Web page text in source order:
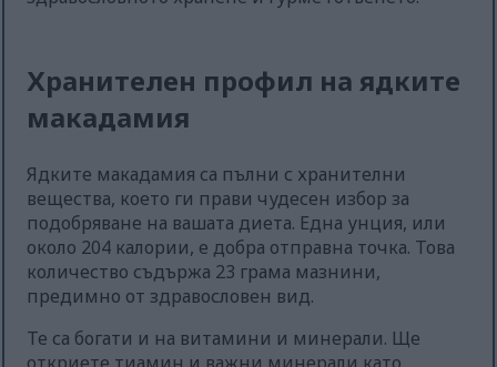
Хранителен профил на ядките
макадамия
Ядките макадамия са пълни с хранителни
вещества, което ги прави чудесен избор за
подобряване на вашата диета. Една унция, или
около 204 калории, е добра отправна точка. Това
количество съдържа 23 грама мазнини,
предимно от здравословен вид.
Те са богати и на витамини и минерали. Ще